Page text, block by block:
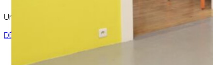
Un des concours les mieux dotés de la filière design textile.
DÉCOUVRIR LES PROJETS